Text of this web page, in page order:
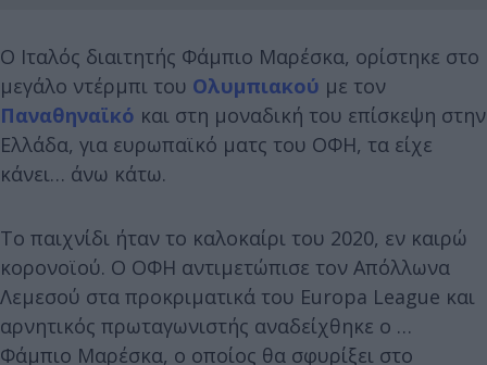
Ο Ιταλός διαιτητής Φάμπιο Μαρέσκα, ορίστηκε στο
μεγάλο ντέρμπι του Ολυμπιακού με τον
Παναθηναϊκό και στη μοναδική του επίσκεψη στην
Ελλάδα, για ευρωπαϊκό ματς του ΟΦΗ, τα είχε
κάνει… άνω κάτω.
Το παιχνίδι ήταν το καλοκαίρι του 2020, εν καιρώ
κορονοϊού. Ο ΟΦΗ αντιμετώπισε τον Απόλλωνα
Λεμεσού στα προκριματικά του Europa League και
αρνητικός πρωταγωνιστής αναδείχθηκε ο …
Φάμπιο Μαρέσκα, ο οποίος θα σφυρίξει στο